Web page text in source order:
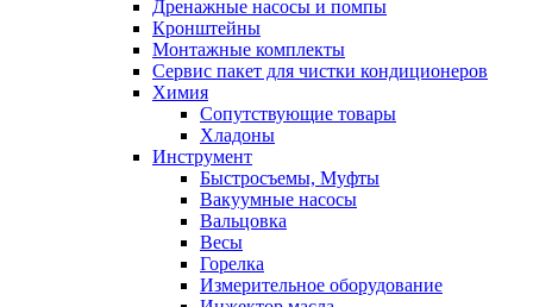
Дренажные насосы и помпы
Кронштейны
Монтажные комплекты
Сервис пакет для чистки кондиционеров
Химия
Сопутствующие товары
Хладоны
Инструмент
Быстросъемы, Муфты
Вакуумные насосы
Вальцовка
Весы
Горелка
Измерительное оборудование